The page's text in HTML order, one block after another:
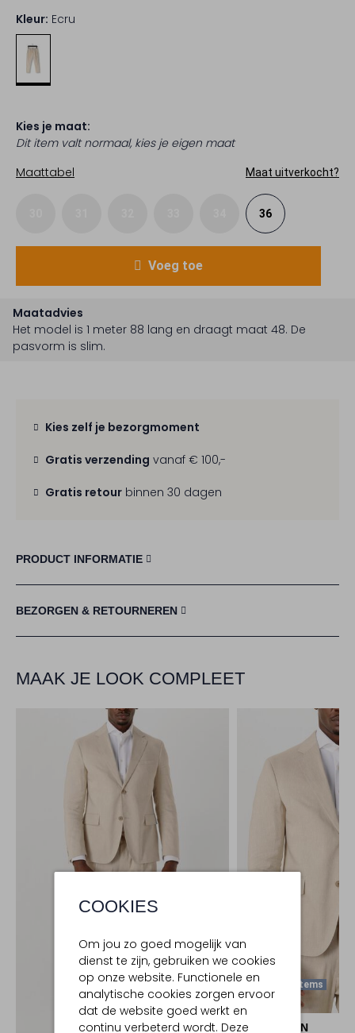
COOKIES
Om jou zo goed mogelijk van
dienst te zijn, gebruiken we cookies
op onze website. Functionele en
analytische cookies zorgen ervoor
dat de website goed werkt en
continu verbeterd wordt. Deze
Kleur: Ecru
Kies je maat:
Dit item valt normaal, kies je eigen maat
Maattabel
Maat uitverkocht?
36
Voeg toe
Maatadvies
Het model is 1 meter 88 lang en draagt maat 48. De
pasvorm is slim.
Kies zelf je bezorgmoment
Gratis verzending vanaf € 100,-
Gratis retour binnen 30 dagen
PRODUCT INFORMATIE
BEZORGEN & RETOURNEREN
MAAK JE LOOK COMPLEET
Laatste Items
DRYKORN